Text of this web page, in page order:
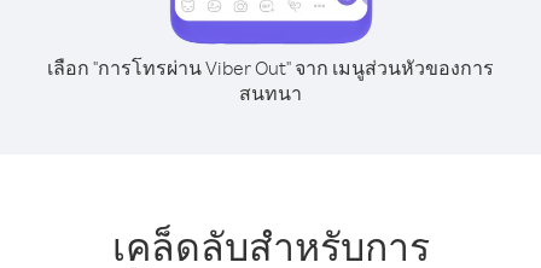
เลือก "การโทรผ่าน Viber Out" จาก เมนูส่วนหัวของการ
สนทนา
เคล็ดลับสำหรับการ